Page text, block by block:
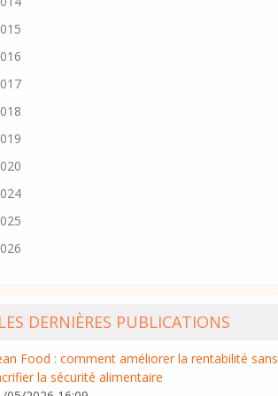
LES DERNIÈRES PUBLICATIONS
Food : comment améliorer la rentabilité sans
la sécurité alimentaire